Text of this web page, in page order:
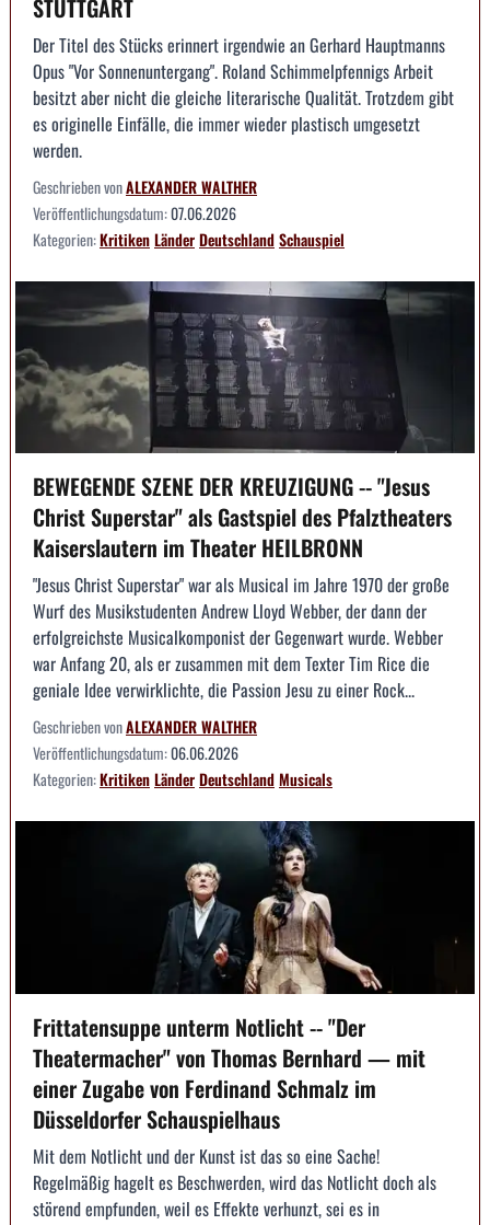
STUTTGART
Der Titel des Stücks erinnert irgendwie an Gerhard Hauptmanns
Opus "Vor Sonnenuntergang". Roland Schimmelpfennigs Arbeit
besitzt aber nicht die gleiche literarische Qualität. Trotzdem gibt
es originelle Einfälle, die immer wieder plastisch umgesetzt
werden.
Geschrieben vonALEXANDER WALTHER
Veröffentlichungsdatum:07.06.2026
Kategorien:KritikenLänderDeutschlandSchauspiel
BEWEGENDE SZENE DER KREUZIGUNG -- "Jesus
Christ Superstar" als Gastspiel des Pfalztheaters
Kaiserslautern im Theater HEILBRONN
"Jesus Christ Superstar" war als Musical im Jahre 1970 der große
Wurf des Musikstudenten Andrew Lloyd Webber, der dann der
erfolgreichste Musicalkomponist der Gegenwart wurde. Webber
war Anfang 20, als er zusammen mit dem Texter Tim Rice die
geniale Idee verwirklichte, die Passion Jesu zu einer Rock...
Geschrieben vonALEXANDER WALTHER
Veröffentlichungsdatum:06.06.2026
Kategorien:KritikenLänderDeutschlandMusicals
Frittatensuppe unterm Notlicht -- "Der
Theatermacher" von Thomas Bernhard — mit
einer Zugabe von Ferdinand Schmalz im
Düsseldorfer Schauspielhaus
Mit dem Notlicht und der Kunst ist das so eine Sache!
Regelmäßig hagelt es Beschwerden, wird das Notlicht doch als
störend empfunden, weil es Effekte verhunzt, sei es in